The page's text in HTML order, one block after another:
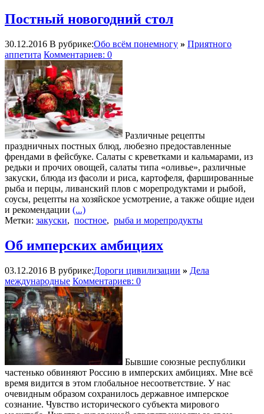
Постный новогодний стол
30.12.2016 В рубрике:Обо всём понемногу » Приятного
аппетита Комментариев: 0
Различные рецепты
праздничных постных блюд, любезно предоставленные
френдами в фейсбуке. Салаты с креветками и кальмарами, из
редьки и прочих овощей, салаты типа «оливье», различные
закуски, блюда из фасоли и риса, картофеля, фаршированные
рыба и перцы, ливанский плов с морепродуктами и рыбой,
соусы, рецепты на хозяйское усмотрение, а также общие идеи
и рекомендации (...)
Метки: закуски, постное, рыба и морепродукты
Об имперских амбициях
03.12.2016 В рубрике:Дороги цивилизации » Дела
международные Комментариев: 0
Бывшие союзные республики
частенько обвиняют Россию в имперских амбициях. Мне всё
время видится в этом глобальное несоответствие. У нас
очевидным образом сохранилось державное имперское
сознание. Чувство исторического субъекта мирового